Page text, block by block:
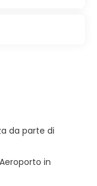
da parte di
in